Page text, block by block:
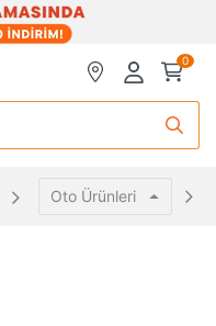
0
Oto Ürünleri